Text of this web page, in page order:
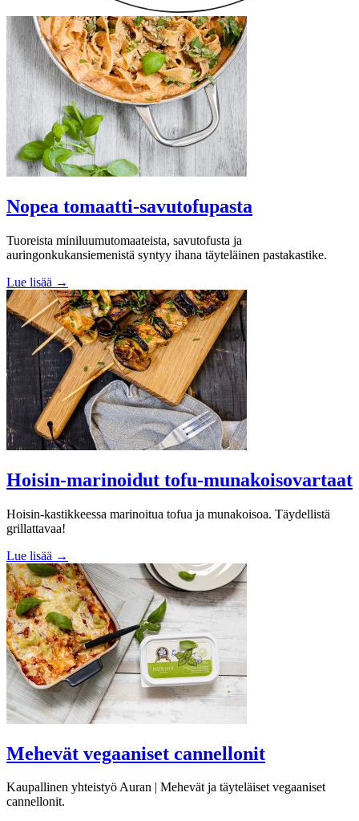
Nopea tomaatti-savutofupasta
Tuoreista miniluumutomaateista, savutofusta ja
auringonkukansiemenistä syntyy ihana täyteläinen pastakastike.
Lue lisää →
Hoisin-marinoidut tofu-munakoisovartaat
Hoisin-kastikkeessa marinoitua tofua ja munakoisoa. Täydellistä
grillattavaa!
Lue lisää →
Mehevät vegaaniset cannellonit
Kaupallinen yhteistyö Auran | Mehevät ja täyteläiset vegaaniset
cannellonit.